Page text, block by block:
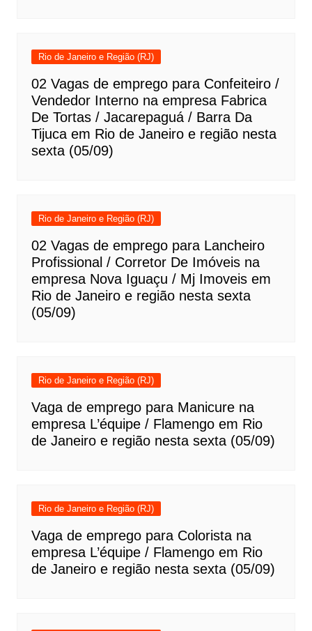
Rio de Janeiro e Região (RJ)
02 Vagas de emprego para Confeiteiro /
Vendedor Interno na empresa Fabrica
De Tortas / Jacarepaguá / Barra Da
Tijuca em Rio de Janeiro e região nesta
sexta (05/09)
Rio de Janeiro e Região (RJ)
02 Vagas de emprego para Lancheiro
Profissional / Corretor De Imóveis na
empresa Nova Iguaçu / Mj Imoveis em
Rio de Janeiro e região nesta sexta
(05/09)
Rio de Janeiro e Região (RJ)
Vaga de emprego para Manicure na
empresa L’équipe / Flamengo em Rio
de Janeiro e região nesta sexta (05/09)
Rio de Janeiro e Região (RJ)
Vaga de emprego para Colorista na
empresa L’équipe / Flamengo em Rio
de Janeiro e região nesta sexta (05/09)